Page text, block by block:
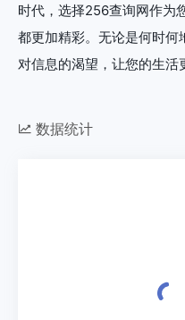
时代，选择256查询网作为
都更加精彩。无论是何时何
对信息的渴望，让您的生活
数据统计